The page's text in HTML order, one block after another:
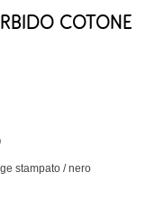
cotone
stampato / nero